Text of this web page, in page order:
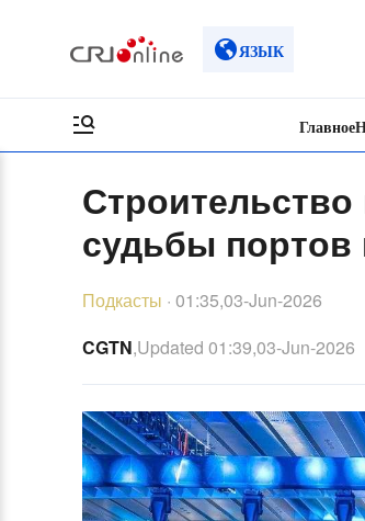
ЯЗЫК
Главное
судьбы портов
Подкасты · 01:35,03-Jun-2026
CGTN,Updated 01:39,03-Jun-2026